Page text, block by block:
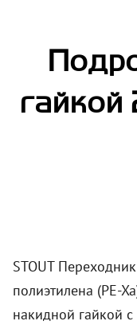
гайкой
STOUT
полиэтилена (PE-
накидной гайкой